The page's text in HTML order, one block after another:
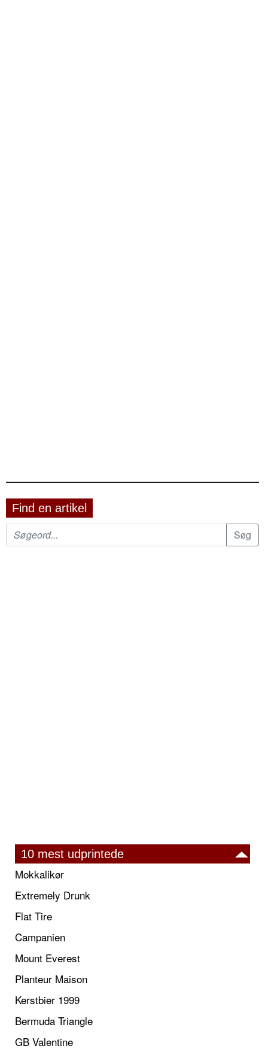
Find en artikel
10 mest udprintede
Mokkalikør
Extremely Drunk
Flat Tire
Campanien
Mount Everest
Planteur Maison
Kerstbier 1999
Bermuda Triangle
GB Valentine